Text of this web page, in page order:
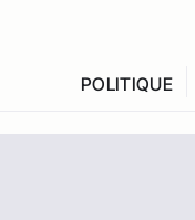
POLITIQUE